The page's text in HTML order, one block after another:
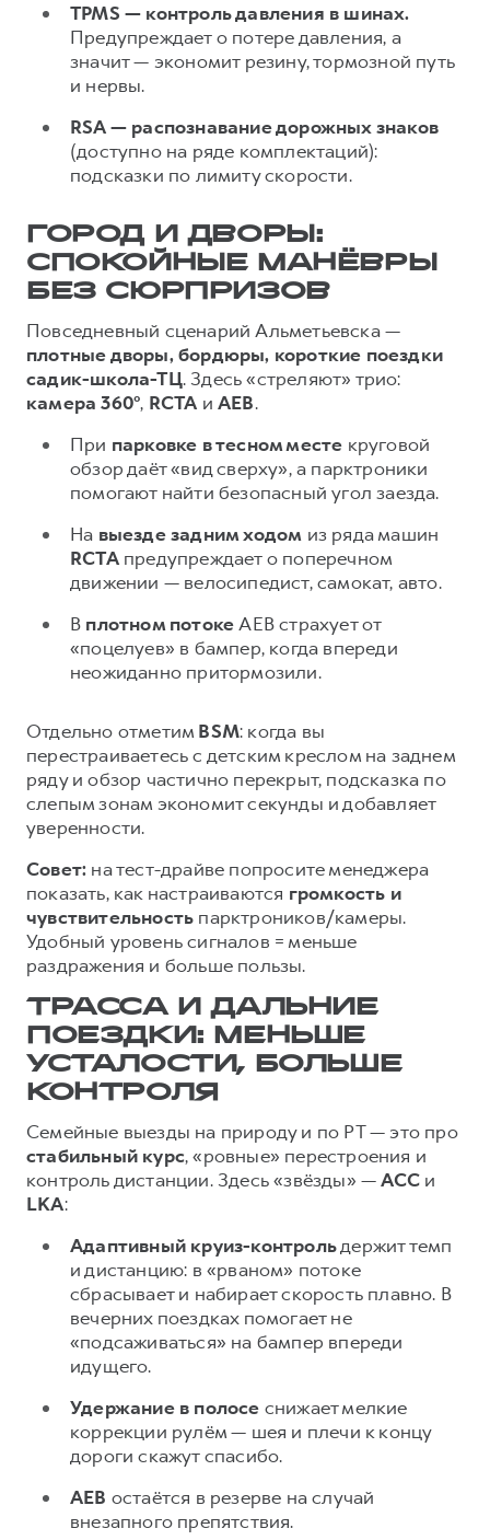
TPMS — контроль давления в шинах.
Предупреждает о потере давления, а
значит — экономит резину, тормозной путь
и нервы.
RSA — распознавание дорожных знаков
(доступно на ряде комплектаций):
подсказки по лимиту скорости.
ГОРОД И ДВОРЫ:
СПОКОЙНЫЕ МАНЁВРЫ
БЕЗ СЮРПРИЗОВ
Повседневный сценарий Альметьевска —
плотные дворы, бордюры, короткие поездки
садик-школа-ТЦ. Здесь «стреляют» трио:
камера 360°, RCTA иAEB.
При парковке в тесном месте круговой
обзор даёт «вид сверху», а парктроники
помогают найти безопасный угол заезда.
На выезде задним ходом из ряда машин
RCTAпредупреждает о поперечном
движении — велосипедист, самокат, авто.
В плотном потокеAEB страхует от
«поцелуев» в бампер, когда впереди
неожиданно притормозили.
Отдельно отметим BSM: когда вы
перестраиваетесь с детским креслом на заднем
ряду и обзор частично перекрыт, подсказка по
слепым зонам экономит секунды и добавляет
уверенности.
Совет: на тест-драйве попросите менеджера
показать, как настраиваются громкость и
чувствительность парктроников/камеры.
Удобный уровень сигналов = меньше
раздражения и больше пользы.
ТРАССА И ДАЛЬНИЕ
ПОЕЗДКИ: МЕНЬШЕ
УСТАЛОСТИ, БОЛЬШЕ
КОНТРОЛЯ
Семейные выезды на природу и по РТ — это про
стабильный курс, «ровные» перестроения и
контроль дистанции. Здесь «звёзды» —ACC и
LKA:
Адаптивный круиз-контрольдержит темп
и дистанцию: в «рваном» потоке
сбрасывает и набирает скорость плавно. В
вечерних поездках помогает не
«подсаживаться» на бампер впереди
идущего.
Удержание в полосе снижает мелкие
коррекции рулём — шея и плечи к концу
дороги скажут спасибо.
AEB остаётся в резерве на случай
внезапного препятствия.